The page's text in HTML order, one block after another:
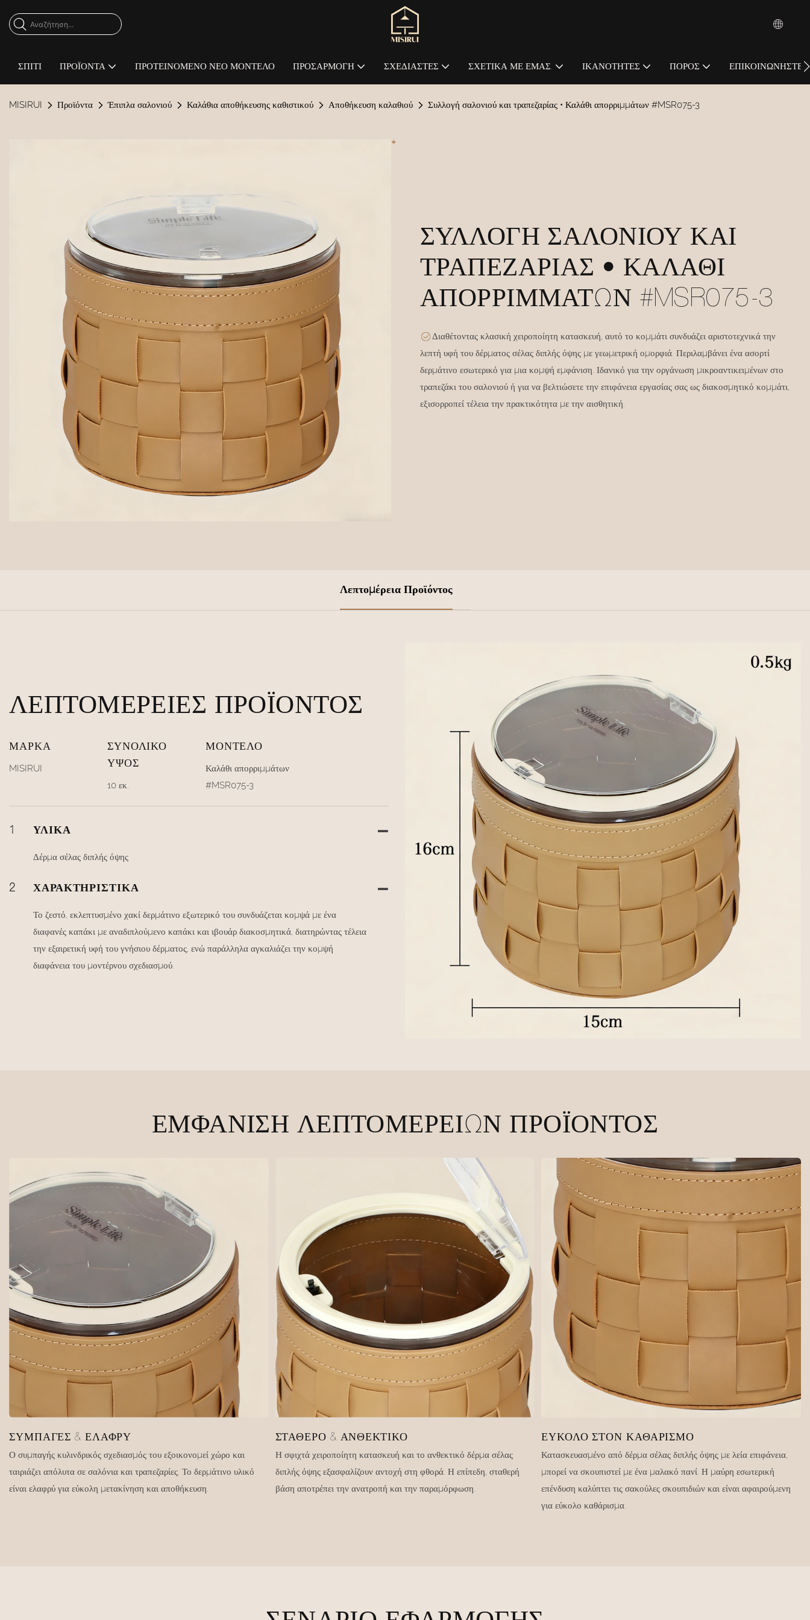
ΣΠΊΤΙ ΠΡΟΪΌΝΤΑ ΠΡΟΤΕΙΝΌΜΕΝΟ ΝΈΟ ΜΟΝΤΈΛΟ ΠΡΟΣΑΡΜΟΓΉ ΣΧΕΔΙΑΣΤΈΣ ΣΧΕΤΙΚΆ ΜΕ ΕΜΆΣ. ΙΚΑΝΌΤΗΤΕΣ ΠΌΡΟΣ ΕΠΙΚΟΙΝΩΝΉΣΤΕ
MISIRUI Προϊόντα Έπιπλα σαλονιού Καλάθια αποθήκευσης καθιστικού Αποθήκευση καλαθιού Συλλογή σαλονιού και τραπεζαρίας • Καλάθι απορριμμάτων #MSR075-3
ΣΥΛΛΟΓΉ ΣΑΛΟΝΙΟΎ ΚΑΙ
ΤΡΑΠΕΖΑΡΊΑΣ • ΚΑΛΆΘΙ
ΑΠΟΡΡΙΜΜΆΤΩΝ #MSR075-3
Διαθέτοντας κλασική χειροποίητη κατασκευή, αυτό το κομμάτι συνδυάζει αριστοτεχνικά την
λεπτή υφή του δέρματος σέλας διπλής όψης με γεωμετρική ομορφιά. Περιλαμβάνει ένα ασορτί
δερμάτινο εσωτερικό για μια κομψή εμφάνιση. Ιδανικό για την οργάνωση μικροαντικειμένων στο
τραπεζάκι του σαλονιού ή για να βελτιώσετε την επιφάνεια εργασίας σας ως διακοσμητικό κομμάτι,
εξισορροπεί τέλεια την πρακτικότητα με την αισθητική.
Λεπτομέρεια Προϊόντος
ΛΕΠΤΟΜΈΡΕΙΕΣ ΠΡΟΪΌΝΤΟΣ
ΜΆΡΚΑ
MISIRUI
ΣΥΝΟΛΙΚΌ
ΎΨΟΣ
10 εκ.
ΜΟΝΤΈΛΟ
Καλάθι απορριμμάτων
#MSR075-3
1 ΥΛΙΚΆ
Δέρμα σέλας διπλής όψης
2 ΧΑΡΑΚΤΗΡΙΣΤΙΚΆ
Το ζεστό, εκλεπτυσμένο χακί δερμάτινο εξωτερικό του συνδυάζεται κομψά με ένα
διαφανές καπάκι με αναδιπλούμενο καπάκι και ιβουάρ διακοσμητικά, διατηρώντας τέλεια
την εξαιρετική υφή του γνήσιου δέρματος, ενώ παράλληλα αγκαλιάζει την κομψή
διαφάνεια του μοντέρνου σχεδιασμού.
ΕΜΦΆΝΙΣΗ ΛΕΠΤΟΜΕΡΕΙΏΝ ΠΡΟΪΌΝΤΟΣ
ΣΥΜΠΑΓΈΣ & ΕΛΑΦΡΎ
Ο συμπαγής κυλινδρικός σχεδιασμός του εξοικονομεί χώρο και
ταιριάζει απόλυτα σε σαλόνια και τραπεζαρίες. Το δερμάτινο υλικό
είναι ελαφρύ για εύκολη μετακίνηση και αποθήκευση.
ΣΤΑΘΕΡΌ & ΑΝΘΕΚΤΙΚΌ
Η σφιχτά χειροποίητη κατασκευή και το ανθεκτικό δέρμα σέλας
διπλής όψης εξασφαλίζουν αντοχή στη φθορά. Η επίπεδη, σταθερή
βάση αποτρέπει την ανατροπή και την παραμόρφωση.
ΕΎΚΟΛΟ ΣΤΟΝ ΚΑΘΑΡΙΣΜΌ
Κατασκευασμένο από δέρμα σέλας διπλής όψης με λεία επιφάνεια,
μπορεί να σκουπιστεί με ένα μαλακό πανί. Η μαύρη εσωτερική
επένδυση καλύπτει τις σακούλες σκουπιδιών και είναι αφαιρούμενη
για εύκολο καθάρισμα.